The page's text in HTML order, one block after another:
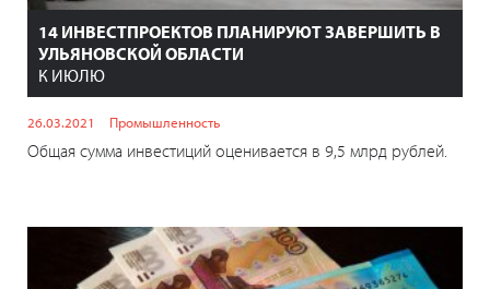
14 ИНВЕСТПРОЕКТОВ ПЛАНИРУЮТ ЗАВЕРШИТЬ В
УЛЬЯНОВСКОЙ ОБЛАСТИ
К ИЮЛЮ
26.03.2021 Промышленность
Общая сумма инвестиций оценивается в 9,5 млрд рублей.